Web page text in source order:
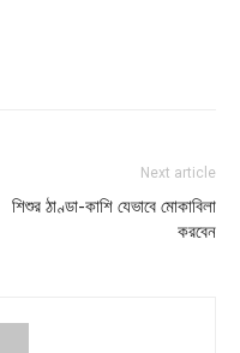
Next article
শিশুর ঠাণ্ডা-কাশি যেভাবে মোকাবিলা
করবেন